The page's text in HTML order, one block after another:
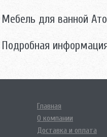
Мебель для ванной
Подробная
Главная
О компании
Доставка и оплата